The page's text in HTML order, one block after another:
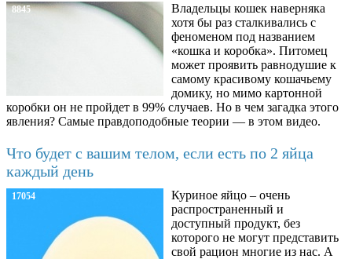
8845
Владельцы кошек наверняка
хотя бы раз сталкивались с
феноменом под названием
«кошка и коробка». Питомец
может проявить равнодушие к
самому красивому кошачьему
домику, но мимо картонной
коробки он не пройдет в 99% случаев. Но в чем загадка этого
явления? Самые правдоподобные теории — в этом видео.
Что будет с вашим телом, если есть по 2 яйца
каждый день
17054
Куриное яйцо – очень
распространенный и
доступный продукт, без
которого не могут представить
свой рацион многие из нас. А